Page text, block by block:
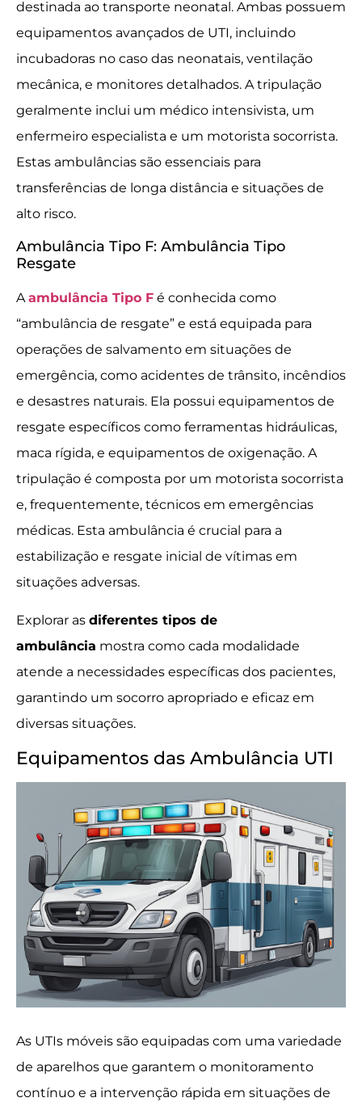
destinada ao transporte neonatal. Ambas possuem
equipamentos avançados de UTI, incluindo
incubadoras no caso das neonatais, ventilação
mecânica, e monitores detalhados. A tripulação
geralmente inclui um médico intensivista, um
enfermeiro especialista e um motorista socorrista.
Estas ambulâncias são essenciais para
transferências de longa distância e situações de
alto risco.
Ambulância Tipo F: Ambulância Tipo
Resgate
Aambulância Tipo F é conhecida como
“ambulância de resgate” e está equipada para
operações de salvamento em situações de
emergência, como acidentes de trânsito, incêndios
e desastres naturais. Ela possui equipamentos de
resgate específicos como ferramentas hidráulicas,
maca rígida, e equipamentos de oxigenação. A
tripulação é composta por um motorista socorrista
e, frequentemente, técnicos em emergências
médicas. Esta ambulância é crucial para a
estabilização e resgate inicial de vítimas em
situações adversas.
Explorar as diferentes tipos de
ambulância mostra como cada modalidade
atende a necessidades específicas dos pacientes,
garantindo um socorro apropriado e eficaz em
diversas situações.
Equipamentos das Ambulância UTI
As UTIs móveis são equipadas com uma variedade
de aparelhos que garantem o monitoramento
contínuo e a intervenção rápida em situações de